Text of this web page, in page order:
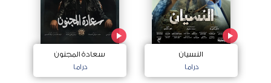
النسيان
دراما
سعادة المجنون
دراما